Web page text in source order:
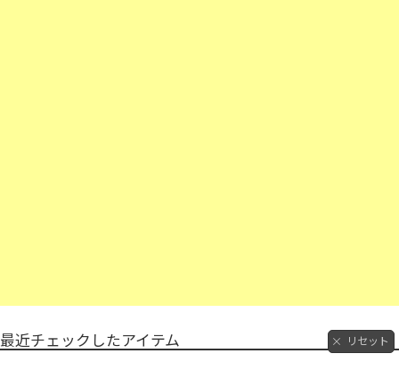
最近チェックしたアイテム リセット